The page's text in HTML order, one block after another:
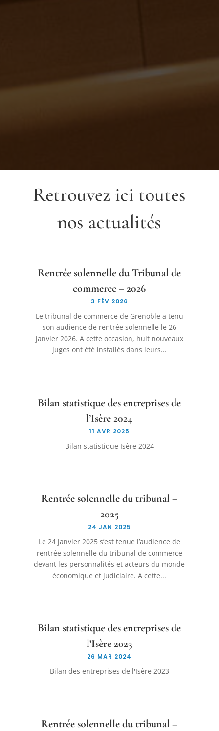
Retrouvez ici toutes
nos actualités
Rentrée solennelle du Tribunal de
commerce – 2026
3 FÉV 2026
Le tribunal de commerce de Grenoble a tenu
son audience de rentrée solennelle le 26
janvier 2026. A cette occasion, huit nouveaux
juges ont été installés dans leurs...
Bilan statistique des entreprises de
l’Isère 2024
11 AVR 2025
Bilan statistique Isère 2024
Rentrée solennelle du tribunal –
2025
24 JAN 2025
Le 24 janvier 2025 s’est tenue l’audience de
rentrée solennelle du tribunal de commerce
devant les personnalités et acteurs du monde
économique et judiciaire. A cette...
Bilan statistique des entreprises de
l’Isère 2023
26 MAR 2024
Bilan des entreprises de l'Isère 2023
Rentrée solennelle du tribunal –